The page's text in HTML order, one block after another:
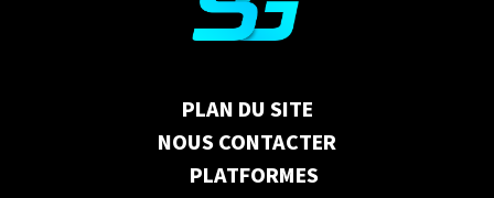
PLAN DU SITE
NOUS CONTACTER
PLATFORMES